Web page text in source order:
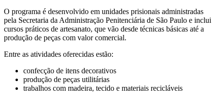
O programa é desenvolvido em unidades prisionais administradas
pela Secretaria da Administração Penitenciária de São Paulo e inclui
cursos práticos de artesanato, que vão desde técnicas básicas até a
produção de peças com valor comercial.
Entre as atividades oferecidas estão:
confecção de itens decorativos
produção de peças utilitárias
trabalhos com madeira, tecido e materiais recicláveis